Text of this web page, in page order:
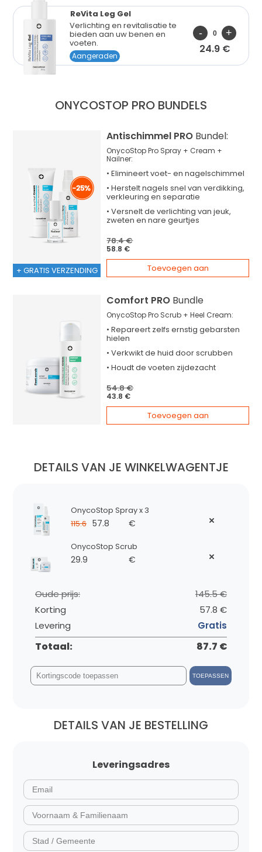
ReVita Leg Gel
Verlichting en revitalisatie te
bieden aan uw benen en
voeten.
Aangeraden
24.9 €
ONYCOSTOP PRO BUNDELS
+ GRATIS VERZENDING
Antischimmel PRO Bundel:
OnycoStop Pro Spray + Cream +
Nailner:
•Elimineertvoet- en nagelschimmel
•Hersteltnagels snel van verdikking,
verkleuring en separatie
•Versneltde verlichting van jeuk,
zweten en nare geurtjes
78.4 €
58.8 €
Toevoegen aan
Comfort PRO Bundle
OnycoStop Pro Scrub + Heel Cream:
•Repareert zelfs ernstig gebarsten
hielen
•Verkwiktde huid door scrubben
•Houdtde voeten zijdezacht
54.8 €
43.8 €
Toevoegen aan
DETAILS VAN JE WINKELWAGENTJE
OnycoStop Spray x 3
115.6 57.8 €
OnycoStop Scrub
29.9 €
Oude prijs:
145.5 €
Korting
57.8 €
Levering
Gratis
Totaal: 87.7 €
TOEPASSEN
DETAILS VAN JE BESTELLING
Leveringsadres